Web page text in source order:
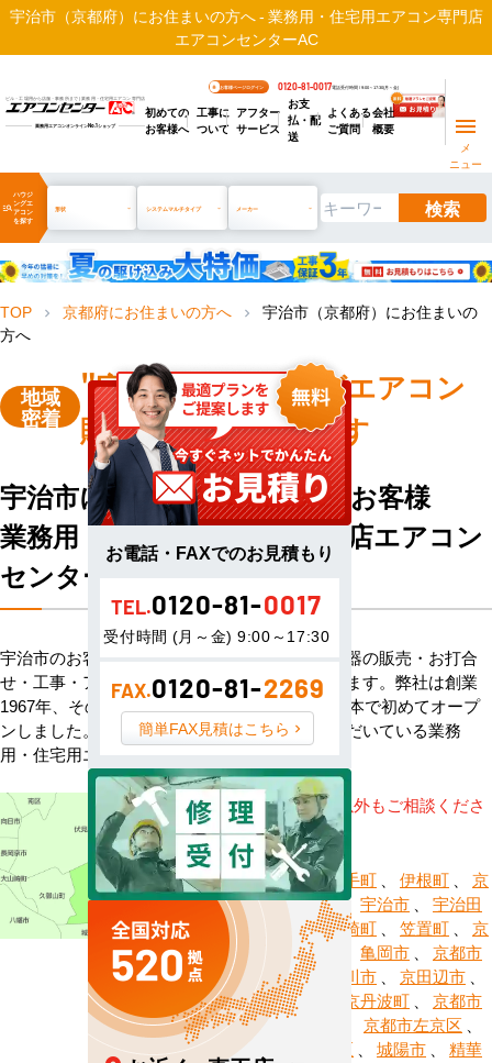
宇治市（京都府）にお住まいの方へ - 業務用・住宅用エアコン専門店
エアコンセンターAC
ビル・工場用から店舗・事務所まで | 業務用・住宅用エアコン専門店
業務用エアコンオンラインNo.1ショップ
お客様ページログイン 0120-81-0017電話受付時間 / 9:00～17:30(月～金)
初めての
お客様へ
工事に
ついて
アフター
サービス
お支
払・配
送
よくある
ご質問
会社
概要
メ
ニュー
manage_search
ハウジ
ングエ
アコン
を探す
形状 システムマルチタイプ メーカー 検索
TOP chevron_right 京都府にお住まいの方へ chevron_right
宇治市（京都府）にお住まいの
方へ
地域
密着
"宇治市"ハウジングエアコン
販売・工事を承ります
宇治市にお住まい・お勤めのお客様
業務用・住宅用エアコン専門店エアコン
センターACへようこそ
宇治市のお客様へハウジングエアコン・空調機器の販売・お打合
せ・工事・アフターサービスまで一貫して承ります。弊社は創業
1967年、その信頼を基に空調のネット販売を日本で初めてオープ
ンしました。以来、皆様にご信頼・ご愛顧いただいている業務
用・住宅用エアコンのオンラインショップです。
※記載地域以外もご相談くださ
い。
綾部市、井手町 伊根町
京
都市右京区、 宇治市
宇治田
、大山崎町 笠置町
京
都市上京区
亀岡市
京都市
北区、木津川市 京田辺市
京丹後市
京丹波町
京都市
、久御山町 京都市左京区
京都市下京区
城陽市
精華
お電話・FAXでのお見積もり
TEL.0120-81-0017
受付時間 (月～金) 9:00～17:30
FAX.0120-81-2269
簡単FAX見積はこちら